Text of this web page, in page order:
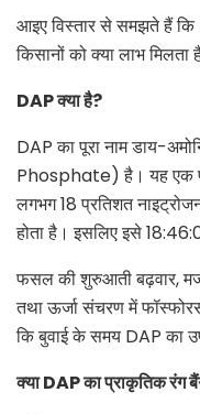
आइए विस्तार से समझते हैं कि
किसानों को क्या लाभ मिलता
DAP क्या है?
DAP का पूरा नाम डाय-
Phosphate) है। यह एक
लगभग 18 प्रतिशत
होता है। इसलिए इसे
फसल की शुरुआती बढ़वार,
तथा ऊर्जा संचरण में
कि बुवाई के समय DAP का
क्याDAP का प्राकृतिक रंग